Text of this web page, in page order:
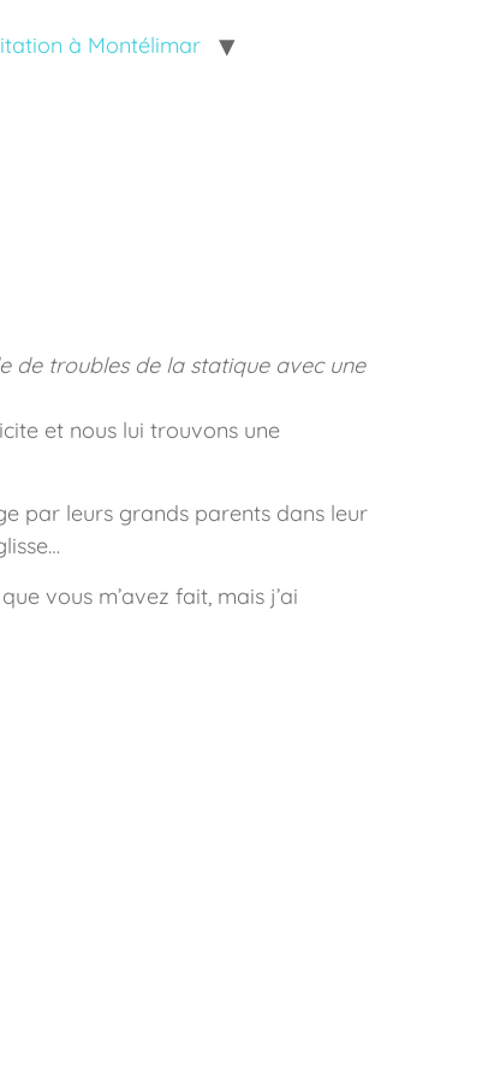
à Montélimar
de troubles de la statique avec une
et nous lui trouvons une
par leurs grands parents dans leur
vous m’avez fait, mais j’ai